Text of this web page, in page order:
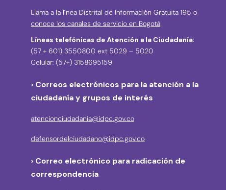
Llama a la línea Distrital de Información Gratuita 195 o
conoce los canales de servicio en Bogotá
Líneas telefónicas de Atención a la Ciudadanía:
(57 + 601) 3550800 ext 5029 – 5020
Celular: (57+) 3158695159
› Correos electrónicos para la atención a la
ciudadanía y grupos de interés
atencionciudadania@idpc.gov.co
defensordelciudadano@idpc.gov.co
› Correo electrónico para radicación de
correspondencia